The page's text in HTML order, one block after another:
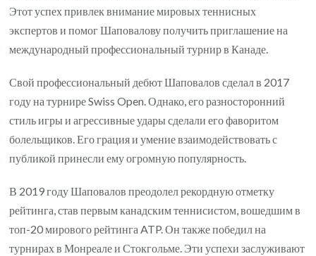
Этот успех привлек внимание мировых теннисных
экспертов и помог Шаповалову получить приглашение на
международный профессиональный турнир в Канаде.
Свой профессиональный дебют Шаповалов сделал в 2017
году на турнире Swiss Open. Однако, его разносторонний
стиль игры и агрессивные удары сделали его фаворитом
болельщиков. Его грация и умение взаимодействовать с
публикой принесли ему огромную популярность.
В 2019 году Шаповалов преодолел рекордную отметку
рейтинга, став первым канадским теннисистом, вошедшим в
топ-20 мирового рейтинга ATP. Он также победил на
турнирах в Монреале и Стокгольме. Эти успехи заслуживают